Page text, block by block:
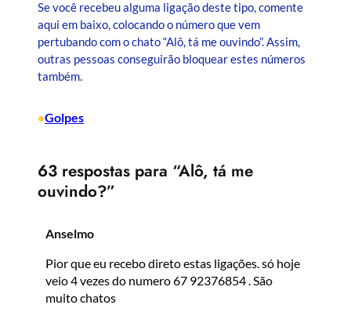
Se você recebeu alguma ligação deste tipo, comente
aqui em baixo, colocando o número que vem
pertubando com o chato “Alô, tá me ouvindo”. Assim,
outras pessoas conseguirão bloquear estes números
também.
•Golpes
63 respostas para “Alô, tá me
ouvindo?”
Anselmo
Pior que eu recebo direto estas ligações. só hoje
veio 4 vezes do numero 67 92376854 . São
muito chatos